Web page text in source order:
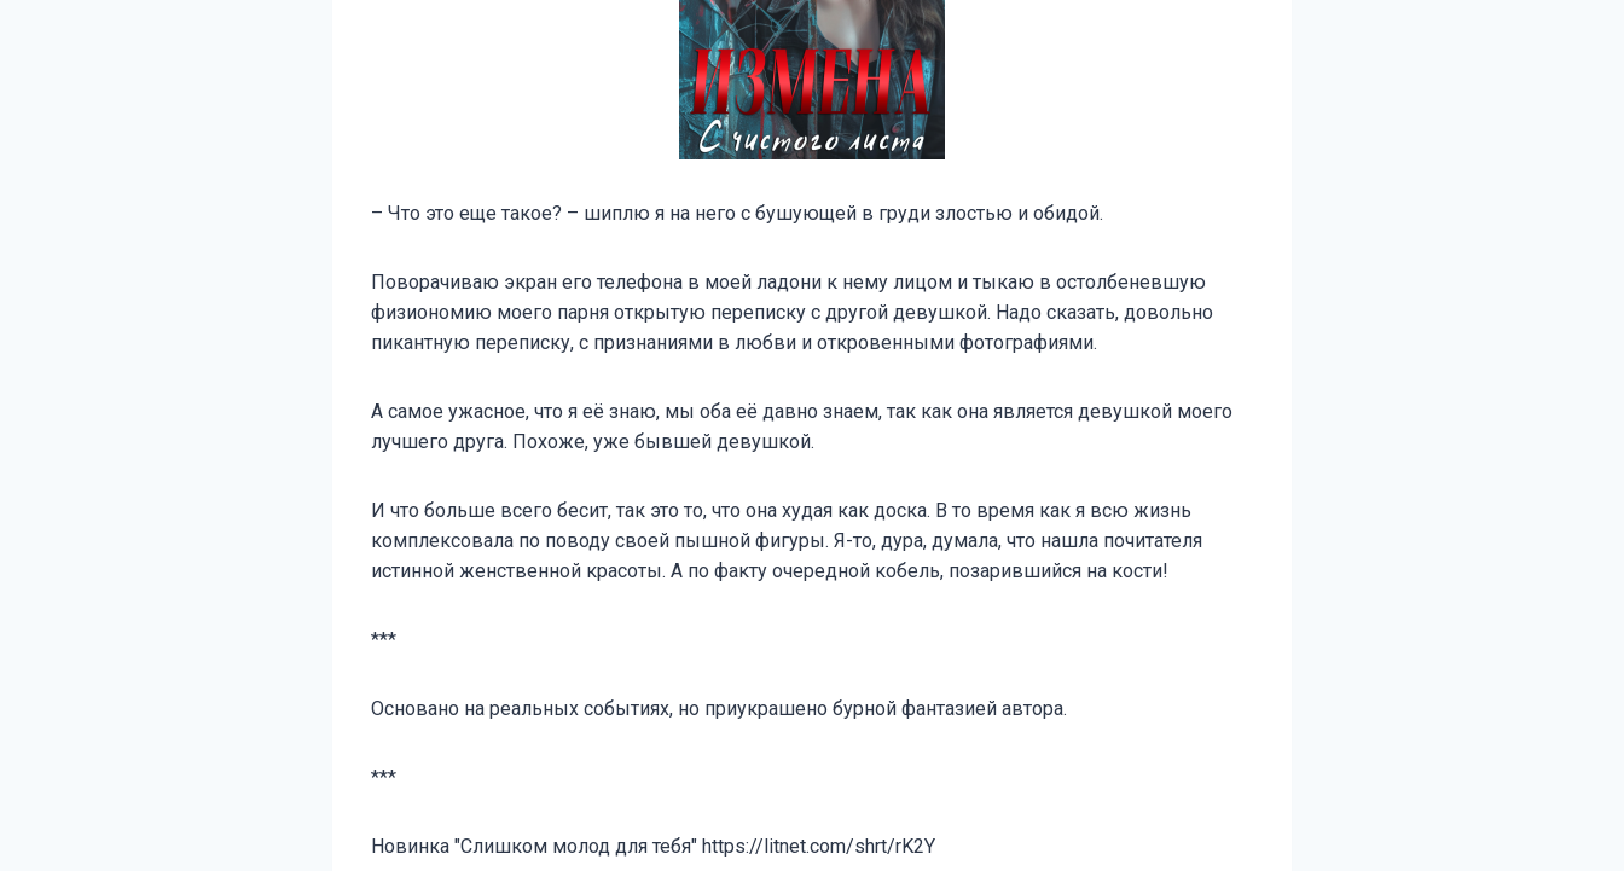
– Что это еще такое? – шиплю я на него с бушующей в груди злостью и обидой.
Поворачиваю экран его телефона в моей ладони к нему лицом и тыкаю в остолбеневшую
физиономию моего парня открытую переписку с другой девушкой. Надо сказать, довольно
пикантную переписку, с признаниями в любви и откровенными фотографиями.
А самое ужасное, что я её знаю, мы оба еë давно знаем, так как она является девушкой моего
лучшего друга. Похоже, уже бывшей девушкой.
И что больше всего бесит, так это то, что она худая как доска. В то время как я всю жизнь
комплексовала по поводу своей пышной фигуры. Я-то, дура, думала, что нашла почитателя
истинной женственной красоты. А по факту очередной кобель, позарившийся на кости!
***
Основано на реальных событиях, но приукрашено бурной фантазией автора.
***
Новинка "Слишком молод для тебя" https://litnet.com/shrt/rK2Y